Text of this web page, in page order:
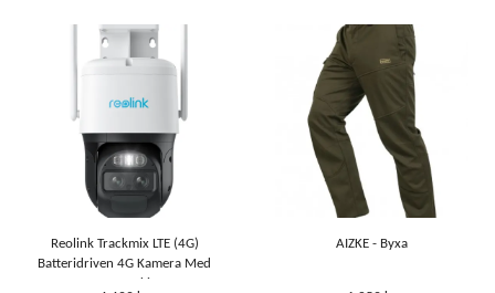
Reolink Trackmix LTE (4G)
Batteridriven 4G Kamera Med
AIZKE - Byxa